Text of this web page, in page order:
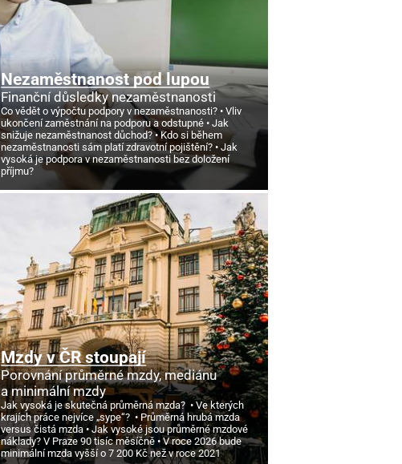
Nezaměstnanost pod lupou
Finanční důsledky nezaměstnanosti
Co vědět o výpočtu podpory v nezaměstnanosti?
Vliv
ukončení zaměstnání na podporu a odstupné
Jak
snižuje nezaměstnanost důchod?
Kdo si během
nezaměstnanosti sám platí zdravotní pojištění?
Jak
vysoká je podpora v nezaměstnanosti bez doložení
příjmu?
Mzdy v ČR stoupají
Porovnání průměrné mzdy, mediánu
a minimální mzdy
Jak vysoká je skutečná průměrná mzda?
Ve kterých
krajích práce nejvíce „sype“?
Průměrná hrubá mzda
versus čistá mzda
Jak vysoké jsou průměrné mzdové
náklady? V Praze 90 tisíc měsíčně
V roce 2026 bude
minimální mzda vyšší o 7 200 Kč než v roce 2021